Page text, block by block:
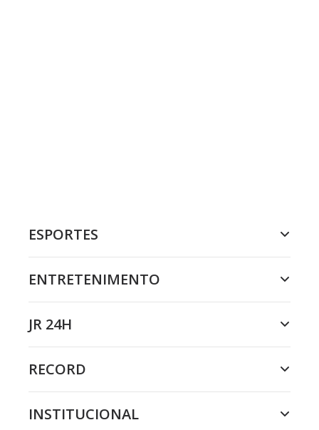
ESPORTES
ENTRETENIMENTO
JR 24H
RECORD
INSTITUCIONAL